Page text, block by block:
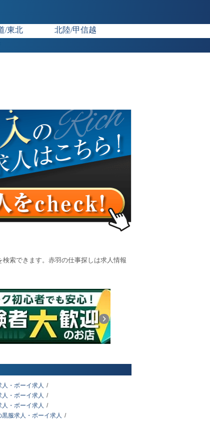
/東北 北陸/甲信越
索できます。赤羽の仕事探しは求人情報
・ボーイ求人
・ボーイ求人
・ボーイ求人
黒服求人・ボーイ求人